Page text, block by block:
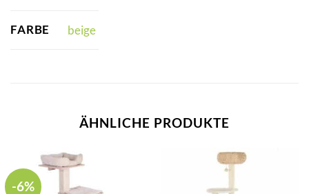
FARBE beige
ÄHNLICHE PRODUKTE
-6%